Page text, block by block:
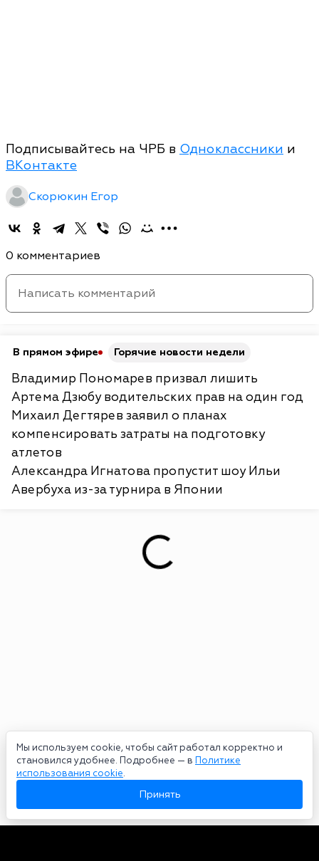
Мы используем cookie, чтобы сайт работал корректно и
становился удобнее. Подробнее — в Политике
использования cookie.
Принять
Подписывайтесь на ЧРБ в Одноклассники и
ВКонтакте
Скорюкин Егор
0 комментариев
В прямом эфире Горячие новости недели
Владимир Пономарев призвал лишить
Артема Дзюбу водительских прав на один год
Михаил Дегтярев заявил о планах
компенсировать затраты на подготовку
атлетов
Александра Игнатова пропустит шоу Ильи
Авербуха из-за турнира в Японии